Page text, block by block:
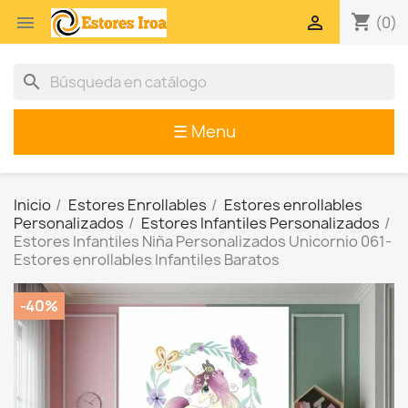
 shopping_cart (0)

search
☰ Menu
Inicio Estores Enrollables
Estores enrollables
Personalizados
Estores Infantiles Personalizados
Estores Infantiles Niña Personalizados Unicornio 061-
Estores enrollables Infantiles Baratos
-40%